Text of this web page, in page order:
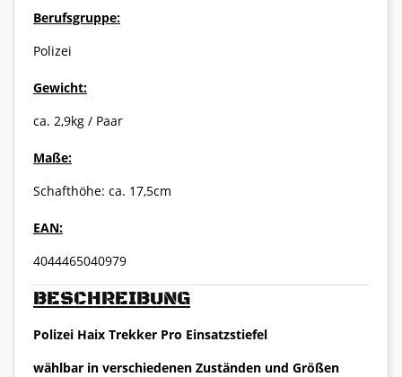
BESCHREIBUNG
Polizei Haix Trekker Pro Einsatzstiefel
wählbar in verschiedenen Zuständen und Größen
Berufsgruppe:
Polizei
Gewicht:
ca. 2,9kg / Paar
Maße:
Schafthöhe: ca. 17,5cm
EAN:
4044465040979